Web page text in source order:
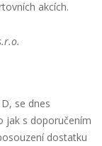
akcích.
se dnes
jak s doporučením
dostatku